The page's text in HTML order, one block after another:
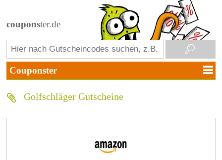
couponster.de
Golfschläger Gutscheine